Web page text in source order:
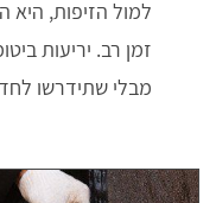
למול הזיפות, היא
זמן רב. יריעות
מבלי שתידרשו